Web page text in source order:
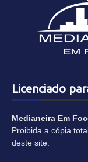
Licenciado
Medianeira Em
Proibida a cópia
deste site.